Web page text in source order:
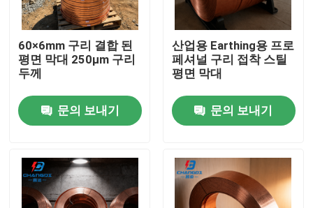
홈
제품 소개
60×6mm 구리 결합 된
평면 막대 250μm 구리
두께
문의 보내기
산업용 Earthing용 프로
페셔널 구리 접착 스틸
평면 막대
문의 보내기